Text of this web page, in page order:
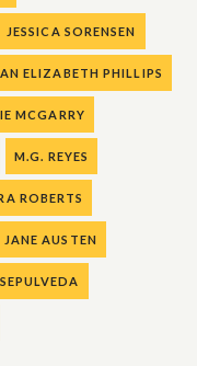
JESSICA SORENSEN
ELIZABETH PHILLIPS
MCGARRY
M.G. REYES
ROBERTS
JANE AUSTEN